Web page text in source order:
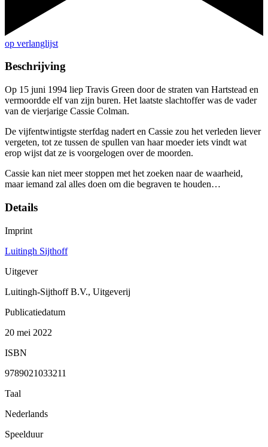
op verlanglijst
Beschrijving
Op 15 juni 1994 liep Travis Green door de straten van Hartstead en
vermoordde elf van zijn buren. Het laatste slachtoffer was de vader
van de vierjarige Cassie Colman.
De vijfentwintigste sterfdag nadert en Cassie zou het verleden liever
vergeten, tot ze tussen de spullen van haar moeder iets vindt wat
erop wijst dat ze is voorgelogen over de moorden.
Cassie kan niet meer stoppen met het zoeken naar de waarheid,
maar iemand zal alles doen om die begraven te houden…
Details
Imprint
Luitingh Sijthoff
Uitgever
Luitingh-Sijthoff B.V., Uitgeverij
Publicatiedatum
20 mei 2022
ISBN
9789021033211
Taal
Nederlands
Speelduur